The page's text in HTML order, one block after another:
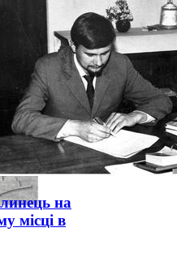
на
місці в